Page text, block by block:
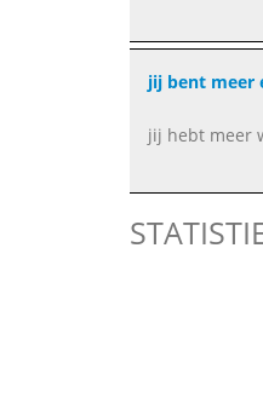
jij bent meer
jij hebt meer